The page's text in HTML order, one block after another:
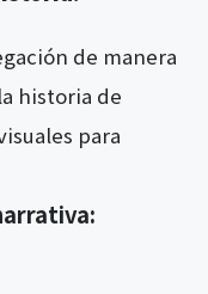
de manera
historia de
para